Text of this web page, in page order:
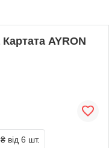
AYRON
від 6 шт.